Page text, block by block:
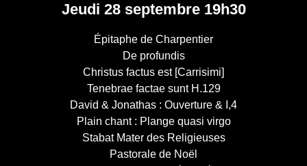
Jeudi 28 septembre 19h30
Épitaphe de Charpentier
De profundis
Christus factus est [Carrisimi]
Tenebrae factae sunt H.129
David & Jonathas : Ouverture & I,4
Plain chant : Plange quasi virgo
Stabat Mater des Religieuses
Pastorale de Noël